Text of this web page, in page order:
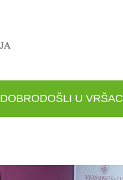
DOBRODOŠLI U VRŠAC